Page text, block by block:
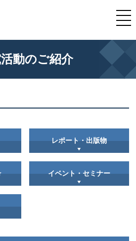
動のご紹介
レポート・出版物
イベント・セミナー